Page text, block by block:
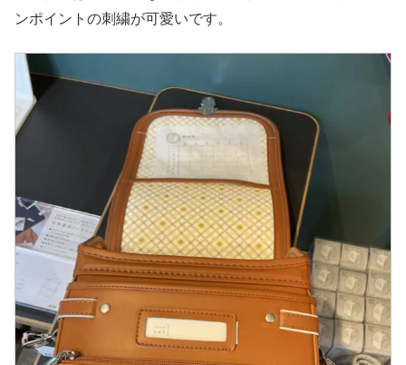
ンポイントの刺繍が可愛いです。